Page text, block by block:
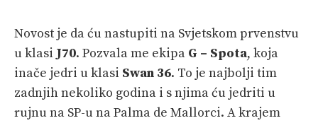
Novost je da ću nastupiti na Svjetskom prvenstvu
u klasi J70. Pozvala me ekipa G – Spota, koja
inače jedri u klasi Swan 36. To je najbolji tim
zadnjih nekoliko godina i s njima ću jedriti u
rujnu na SP-u na Palma de Mallorci. A krajem